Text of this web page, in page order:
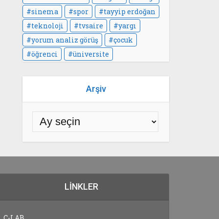
sinema
spor
tayyip erdoğan
teknoloji
tvsaire
yargı
yorum analiz görüş
çocuk
öğrenci
üniversite
Arşiv
LINKLER